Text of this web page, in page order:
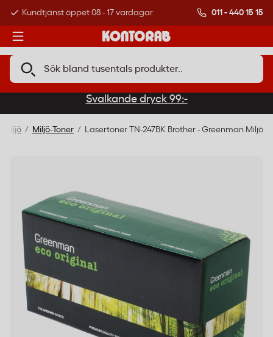
Kundtjänst öppet 08 - 17 vardagar Över 500 000
011 - 440 15 15
Svalkande dryck 99:-
Miljö Miljö-Toner Lasertoner TN-247BK Brother - Greenman Miljö